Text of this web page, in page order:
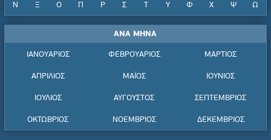
Ν Ξ Ο Π Ρ Σ Τ Υ Φ Χ Ψ Ω
ΑΝΑ ΜΗΝΑ
ΙΑΝΟΥΑΡΙΟΣ ΦΕΒΡΟΥΑΡΙΟΣ ΜΑΡΤΙΟΣ
ΑΠΡΙΛΙΟΣ ΜΑΪΟΣ ΙΟΥΝΙΟΣ
ΙΟΥΛΙΟΣ ΑΥΓΟΥΣΤΟΣ ΣΕΠΤΕΜΒΡΙΟΣ
ΟΚΤΩΒΡΙΟΣ ΝΟΕΜΒΡΙΟΣ ΔΕΚΕΜΒΡΙΟΣ